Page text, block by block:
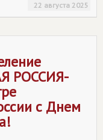
22 августа 2025
РОССИЯ-
с Днем